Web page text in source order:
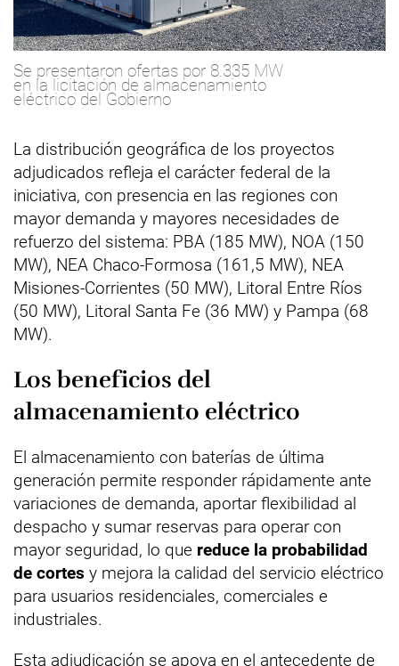
Se presentaron ofertas por 8.335 MW
en la licitación de almacenamiento
eléctrico del Gobierno
La distribución geográfica de los proyectos
adjudicados refleja el carácter federal de la
iniciativa, con presencia en las regiones con
mayor demanda y mayores necesidades de
refuerzo del sistema: PBA (185 MW), NOA (150
MW), NEA Chaco-Formosa (161,5 MW), NEA
Misiones-Corrientes (50 MW), Litoral Entre Ríos
(50 MW), Litoral Santa Fe (36 MW) y Pampa (68
MW).
Los beneficios del
almacenamiento eléctrico
El almacenamiento con baterías de última
generación permite responder rápidamente ante
variaciones de demanda, aportar flexibilidad al
despacho y sumar reservas para operar con
mayor seguridad, lo que reduce la probabilidad
de cortes y mejora la calidad del servicio eléctrico
para usuarios residenciales, comerciales e
industriales.
Esta adjudicación se apoya en el antecedente de